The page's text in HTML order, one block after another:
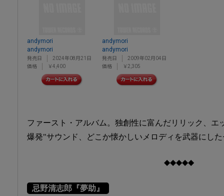
andymori
andymori
発売日
2024年08月21日
価格
￥4,400
andymori
andymori
発売日
2009年02月04日
価格
￥2,305
ファースト・アルバム。独創性に富んだリリック、エ
爆発"サウンド、どこか懐かしいメロディを武器にし
◆◆◆◆◆
忌野清志郎『夢助』